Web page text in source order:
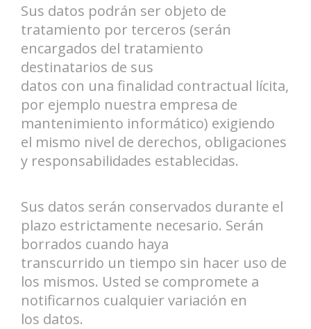
Sus datos podrán ser objeto de
tratamiento por terceros (serán
encargados del tratamiento
destinatarios de sus
datos con una finalidad contractual lícita,
por ejemplo nuestra empresa de
mantenimiento informático) exigiendo
el mismo nivel de derechos, obligaciones
y responsabilidades establecidas.
Sus datos serán conservados durante el
plazo estrictamente necesario. Serán
borrados cuando haya
transcurrido un tiempo sin hacer uso de
los mismos. Usted se compromete a
notificarnos cualquier variación en
los datos.